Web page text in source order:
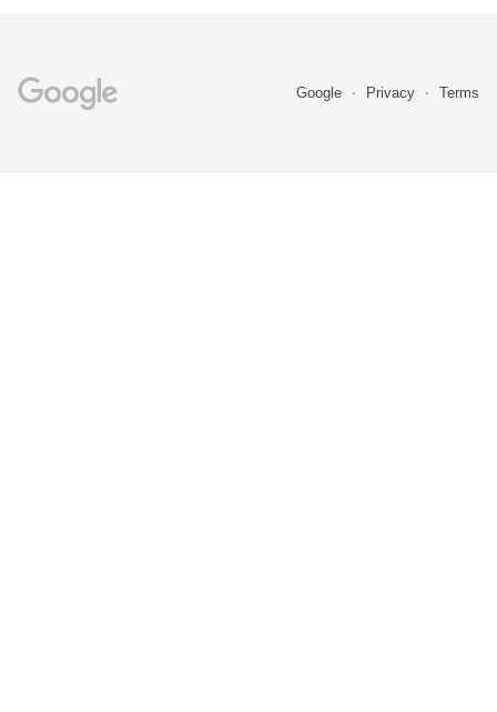
Google Privacy Terms